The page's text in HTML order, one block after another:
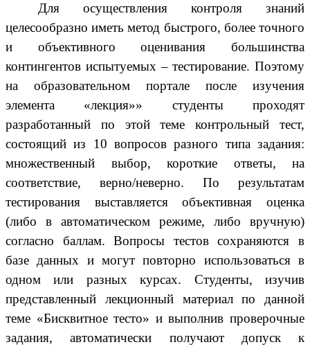
Для осуществления контроля знаний
целесообразно иметь метод быстрого, более точного
и объективного оценивания большинства
контингентов испытуемых – тестирование. Поэтому
на образовательном портале после изучения
элемента «лекция»» студенты проходят
разработанный по этой теме контрольный тест,
состоящий из 10 вопросов разного типа задания:
множественный выбор, короткие ответы, на
соответствие, верно/неверно. По результатам
тестирования выставляется объективная оценка
(либо в автоматическом режиме, либо вручную)
согласно баллам. Вопросы тестов сохраняются в
базе данных и могут повторно использоваться в
одном или разных курсах. Студенты, изучив
представленный лекционный материал по данной
теме «Бисквитное тесто» и выполнив проверочные
задания, автоматически получают допуск к